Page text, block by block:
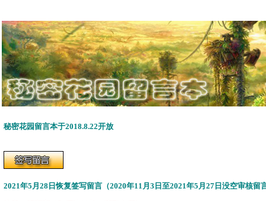
秘密花园留言本于2018.8.22开放
2021年5月28日恢复签写留言（2020年11月3日至2021年5月27日没空审核留